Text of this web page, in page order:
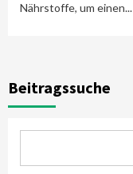
Nährstoffe, um einen...
Beitragssuche